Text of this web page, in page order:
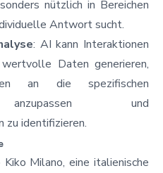
nützlich in Bereichen
Antwort sucht.
: AI kann Interaktionen
Daten generieren,
an die spezifischen
anzupassen und
zu identifizieren.
Kiko Milano, eine italienische